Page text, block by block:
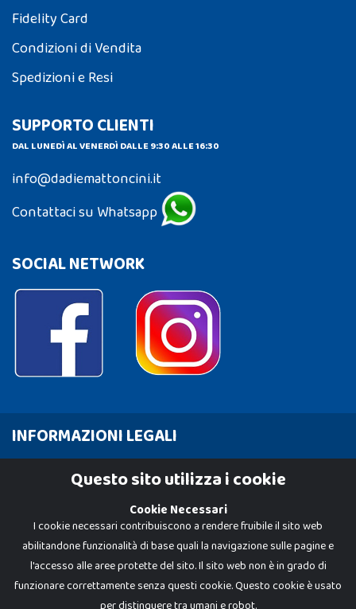
Fidelity Card
Condizioni di Vendita
Spedizioni e Resi
SUPPORTO CLIENTI
DAL LUNEDÌ AL VENERDÌ DALLE 9:30 ALLE 16:30
info@dadiemattoncini.it
Contattaci su Whatsapp
SOCIAL NETWORK
INFORMAZIONI LEGALI
Cookie PolicyQuesto sito utilizza i cookie
Cookie Necessari
I cookie necessari contribuiscono a rendere fruibile il sito web
abilitandone funzionalità di base quali la navigazione sulle pagine e
l'accesso alle aree protette del sito. Il sito web non è in grado di
funzionare correttamente senza questi cookie. Questo cookie è usato